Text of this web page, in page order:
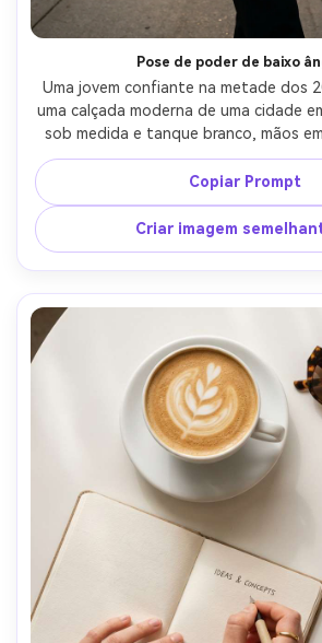
Pose de poder de baixo
Uma jovem confiante na metade dos
uma calçada moderna de uma cidade
sob medida e tanque branco, mãos
mandíbula forte e expressão calma,
ângulo baixo dramático perto do
alongar as pernas e criar um olhar de
se impondo atrás, luz de borda de
A7IV, lente 24mm, f/2.8, foco nítido
cinematográfico, textura da pele
rua editorial-AR 4:5
Copiar Prompt
Criar imagem